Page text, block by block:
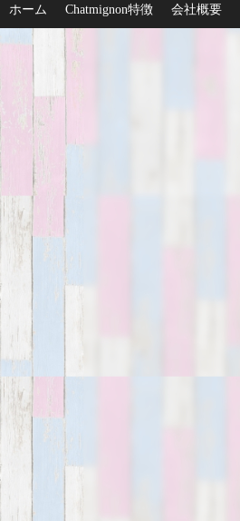
ホーム Chatmignon特徴 会社概要